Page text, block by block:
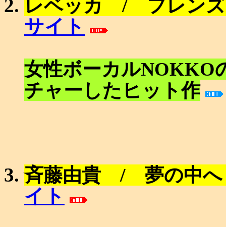
レベッカ / フレン
サイト
女性ボーカルNOKKO
チャーしたヒット作
斉藤由貴 / 夢の中
イト